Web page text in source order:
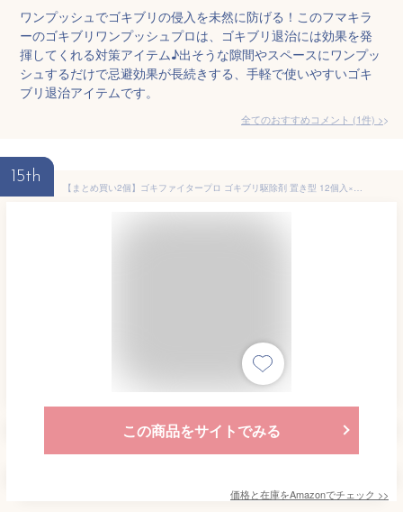
ワンプッシュでゴキブリの侵入を未然に防げる！このフマキラ
ーのゴキブリワンプッシュプロは、ゴキブリ退治には効果を発
揮してくれる対策アイテム♪出そうな隙間やスペースにワンプッ
シュするだけで忌避効果が長続きする、手軽で使いやすいゴキ
ブリ退治アイテムです。
全てのおすすめコメント (1件) >
15th
【まとめ買い2個】ゴキファイタープロ ゴキブリ駆除剤 置き型 12個入×2個【やわらかティッシュ付】
この商品をサイトでみる
価格と在庫をAmazonでチェック >>